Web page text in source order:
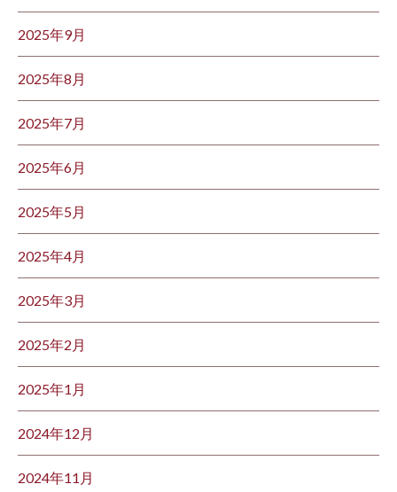
2025年9月
2025年8月
2025年7月
2025年6月
2025年5月
2025年4月
2025年3月
2025年2月
2025年1月
2024年12月
2024年11月